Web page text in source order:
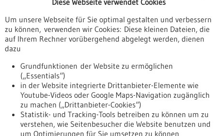
73431 Aalen
info(at)bildsysteme-horn.de
www.horn-imaging.de
Zurück zur Ergebnisliste
Nach oben
Diese Webseite verwendet Cookies
Um unsere Webseite für Sie optimal gestalten und verbessern
zu können, verwenden wir Cookies: Diese kleinen Dateien, die
auf Ihrem Rechner vorübergehend abgelegt werden, dienen
dazu
Grundfunktionen der Website zu ermöglichen
(„Essentials“)
in der Website integrierte Drittanbieter-Elemente wie
Youtube-Videos oder Google Maps-Navigation zugänglich
zu machen („Drittanbieter-Cookies“)
Statistik- und Tracking-Tools betreiben zu können um zu
verstehen, wie Seitenbesucher die Website benutzen und
um Optimierungen für Sie umsetzen zu können